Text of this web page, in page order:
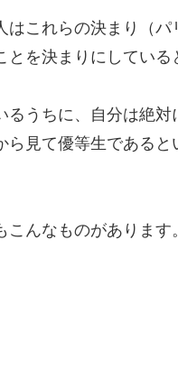
これらの決まり（パ
を決まりにしてい
うちに、自分は絶対
見て優等生である
んなものがあります。